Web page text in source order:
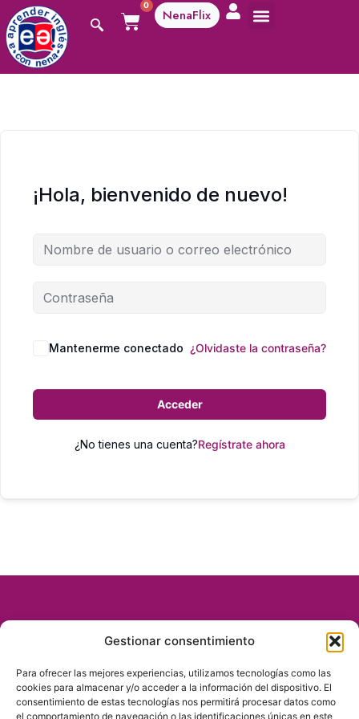
Gestionar consentimiento
Para ofrecer las mejores experiencias, utilizamos tecnologías como las
cookies para almacenar y/o acceder a la información del dispositivo. El
consentimiento de estas tecnologías nos permitirá procesar datos como
el comportamiento de navegación o las identificaciones únicas en este
0
NenaFlix
¡Hola, bienvenido de nuevo!
Mantenerme conectado ¿Olvidaste la contraseña?
Acceder
¿No tienes una cuenta?Regístrate ahora